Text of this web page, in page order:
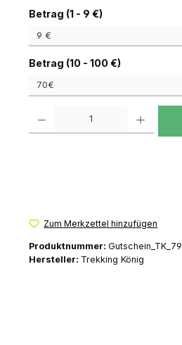
Betrag (1 - 9 €)auswählen
Betrag (10 - 100 €)auswählen
Zum Merkzettel hinzufügen
Produktnummer: Gutschein_TK_79
Hersteller: Trekking König